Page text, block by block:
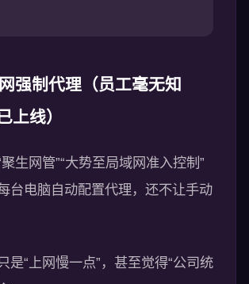
强制代理（员工毫无知
上线）
生网管”“大势至局域网准入控制”
台电脑自动配置代理，还不让手动
是“上网慢一点”，甚至觉得“公司统